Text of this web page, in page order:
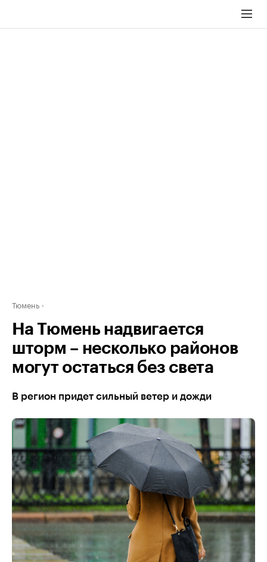
Тюмень
На Тюмень надвигается
шторм – несколько районов
могут остаться без света
В регион придет сильный ветер и дожди